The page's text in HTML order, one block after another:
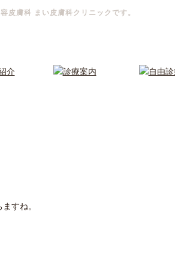
皮膚科 まい皮膚科クリニックです。
すね。